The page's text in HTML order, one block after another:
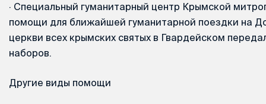
· Специальный гуманитарный центр Крымской
помощи для ближайшей гуманитарной поездки на
церкви всех крымских святых в Гвардейском
наборов.
Другие виды помощи